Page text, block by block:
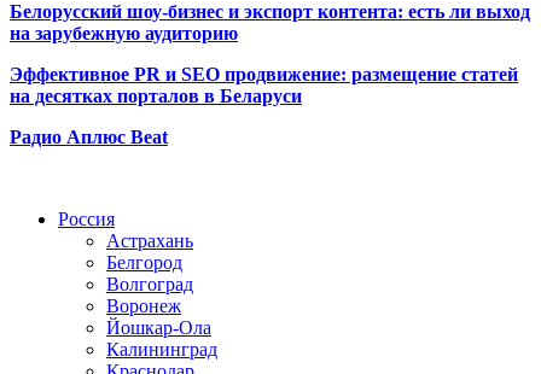
Белорусский шоу-бизнес и экспорт контента: есть ли выход
на зарубежную аудиторию
Эффективное PR и SEO продвижение: размещение статей
на десятках порталов в Беларуси
Радио Аплюс Beat
Россия
Астрахань
Белгород
Волгоград
Воронеж
Йошкар-Ола
Калининград